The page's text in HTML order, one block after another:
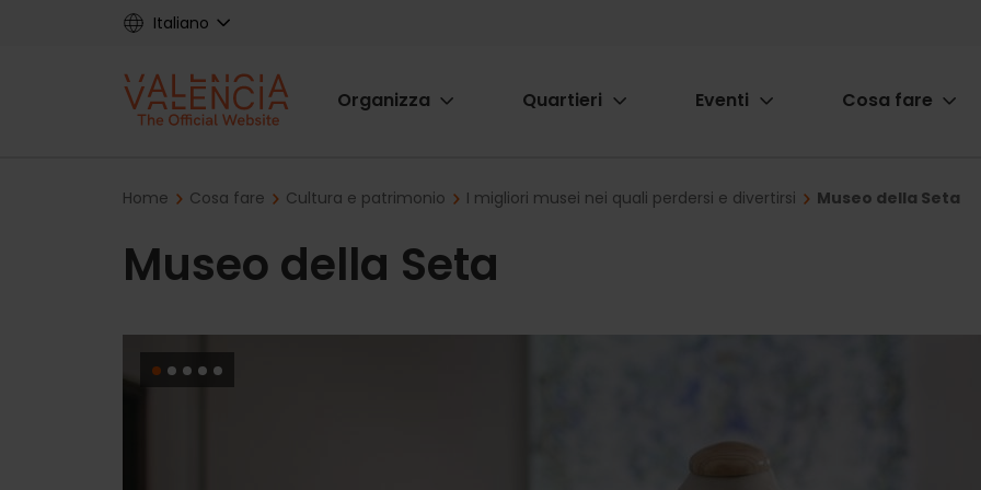
Italiano
Main
Organizza Quartieri Eventi Cosa fare
Breadcrumb
Home Cosa fare Cultura e patrimonio I migliori musei nei quali perdersi e divertirsi Museo della Seta
Museo della Seta